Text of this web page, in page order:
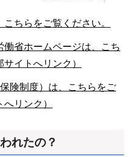
ちらをご覧ください。
省ホームページは、こち
イトへリンク）
険制度）は、こちらをご
リンク）
れたの？